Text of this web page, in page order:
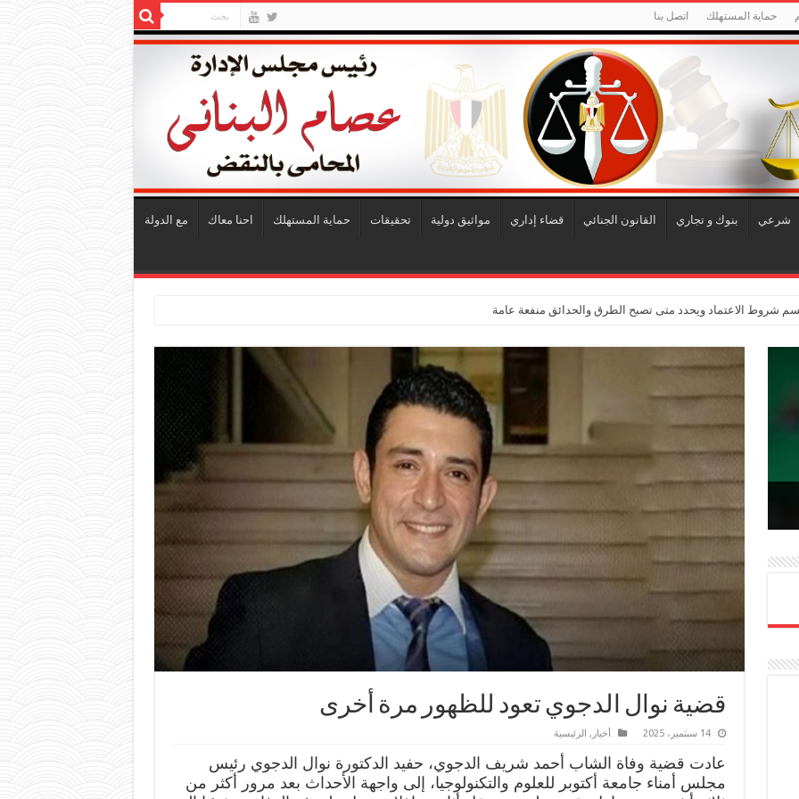
حماية المستهلك اتصل بنا
شرعي بنوك و تجاري القانون الجنائي قضاء إداري مواثيق دولية تحقيقات حماية المستهلك احنا معاك مع الدولة
شروط الاعتماد ويحدد متى تصبح الطرق والحدائق منفعة عامة
قضية نوال الدجوي تعود للظهور مرة أخرى
14 سبتمبر، 2025 أخبار , الرئيسية
عادت قضية وفاة الشاب أحمد شريف الدجوي، حفيد الدكتورة نوال الدجوي رئيس
مجلس أمناء جامعة أكتوبر للعلوم والتكنولوجيا، إلى واجهة الأحداث بعد مرور أكثر من